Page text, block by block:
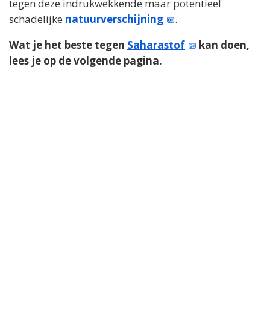
tegen deze indrukwekkende maar potentieel
schadelijke natuurverschijning
.
Wat je het beste tegen Saharastof
kan doen,
lees je op de volgende pagina.